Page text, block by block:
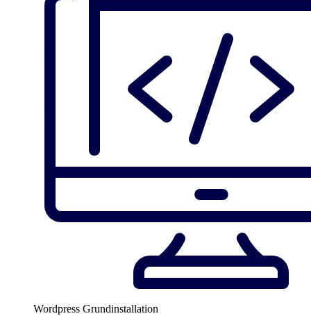
Wordpress Grundinstallation